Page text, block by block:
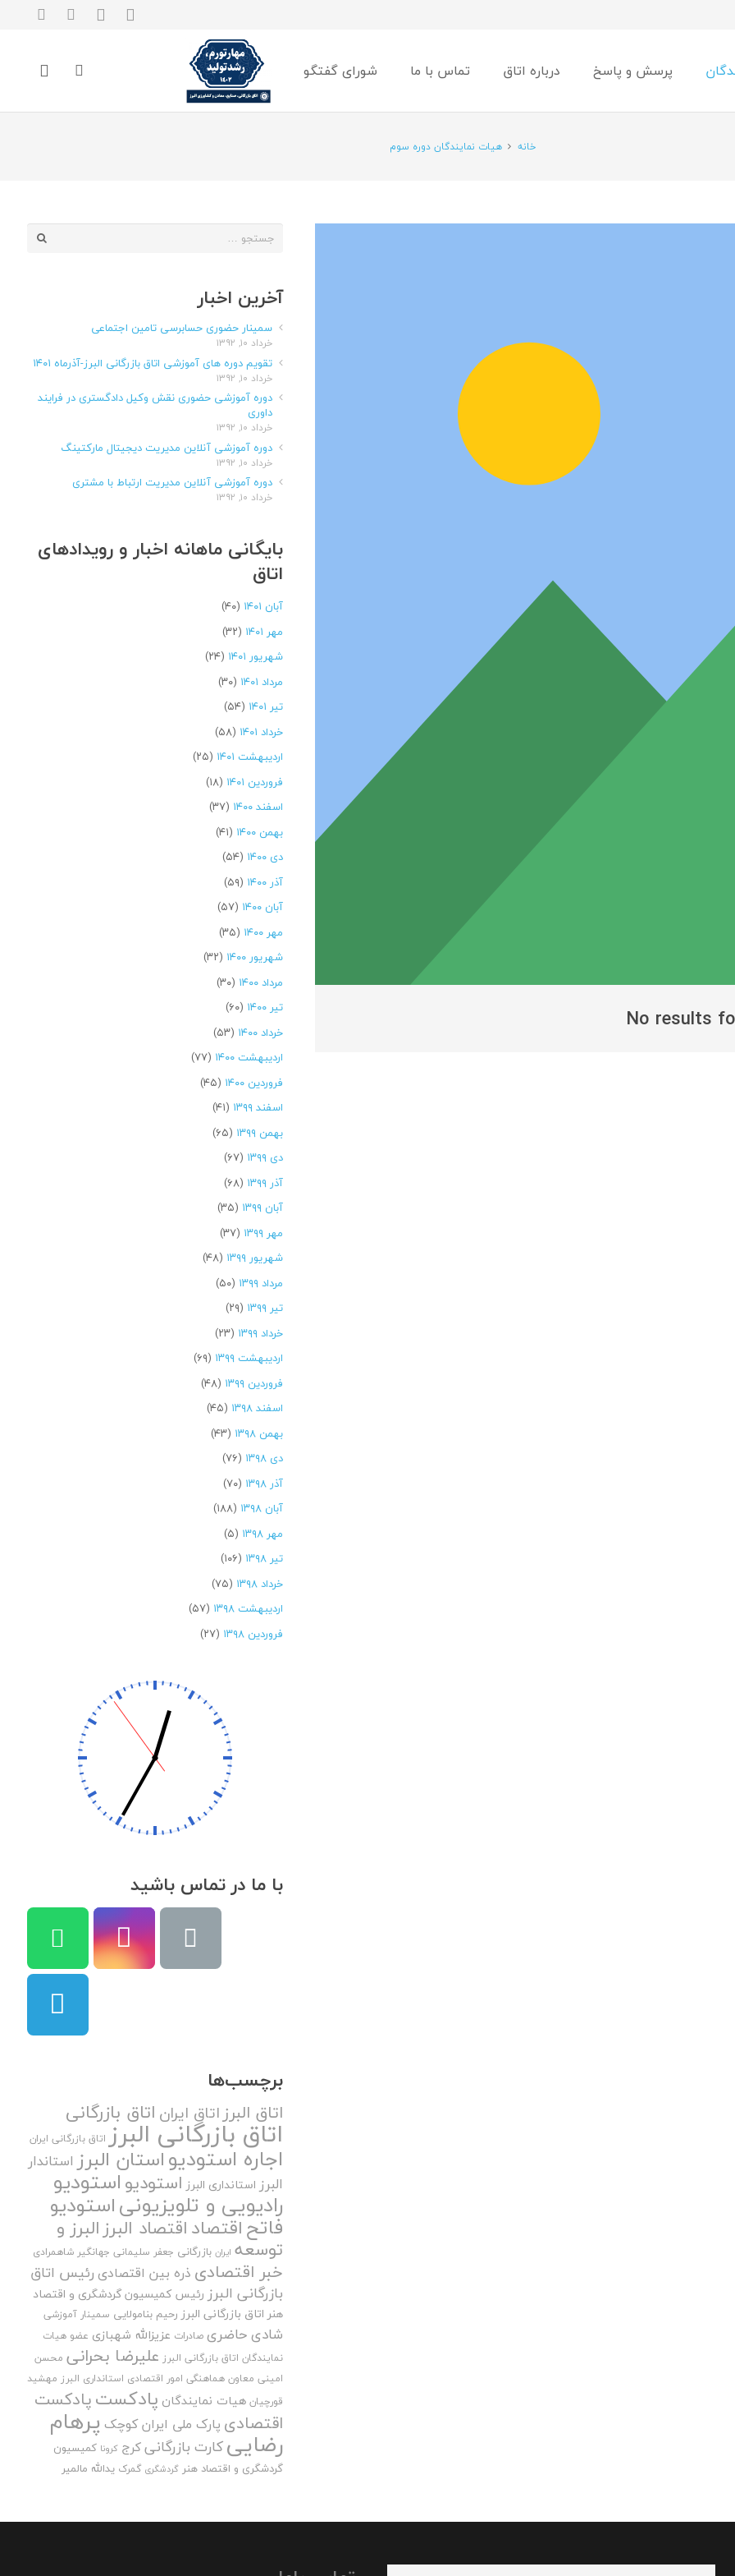
پرسش و پاسخ درباره اتاق تماس با ما شورای گفتگو
خانه هیات نمایندگان دوره سوم
No results
جستجو
آخرین اخبار
سمینار حضوری حسابرسی تامین اجتماعی
خرداد ۱۰, ۱۳۹۲
تقویم دوره های آموزشی اتاق بازرگانی البرز-آذرماه ۱۴۰۱
خرداد ۱۰, ۱۳۹۲
دوره آموزشی حضوری نقش وکیل دادگستری در فرایند
داوری
خرداد ۱۰, ۱۳۹۲
دوره آموزشی آنلاین مدیریت دیجیتال مارکتینگ
خرداد ۱۰, ۱۳۹۲
دوره آموزشی آنلاین مدیریت ارتباط با مشتری
خرداد ۱۰, ۱۳۹۲
بایگانی ماهانه اخبار و رویدادهای
اتاق
آبان ۱۴۰۱
(۴۰)
مهر ۱۴۰۱
(۳۲)
شهریور ۱۴۰۱
(۲۴)
مرداد ۱۴۰۱
(۳۰)
تیر ۱۴۰۱
(۵۴)
خرداد ۱۴۰۱
(۵۸)
اردیبهشت ۱۴۰۱
(۲۵)
فروردین ۱۴۰۱
(۱۸)
اسفند ۱۴۰۰
(۳۷)
بهمن ۱۴۰۰
(۴۱)
دی ۱۴۰۰
(۵۴)
آذر ۱۴۰۰
(۵۹)
آبان ۱۴۰۰
(۵۷)
مهر ۱۴۰۰
(۳۵)
شهریور ۱۴۰۰
(۳۲)
مرداد ۱۴۰۰
(۳۰)
تیر ۱۴۰۰
(۶۰)
خرداد ۱۴۰۰
(۵۳)
اردیبهشت ۱۴۰۰
(۷۷)
فروردین ۱۴۰۰
(۴۵)
اسفند ۱۳۹۹
(۴۱)
بهمن ۱۳۹۹
(۶۵)
دی ۱۳۹۹
(۶۷)
آذر ۱۳۹۹
(۶۸)
آبان ۱۳۹۹
(۳۵)
مهر ۱۳۹۹
(۳۷)
شهریور ۱۳۹۹
(۴۸)
مرداد ۱۳۹۹
(۵۰)
تیر ۱۳۹۹
(۲۹)
خرداد ۱۳۹۹
(۲۳)
اردیبهشت ۱۳۹۹
(۶۹)
فروردین ۱۳۹۹
(۴۸)
اسفند ۱۳۹۸
(۴۵)
بهمن ۱۳۹۸
(۴۳)
دی ۱۳۹۸
(۷۶)
آذر ۱۳۹۸
(۷۰)
آبان ۱۳۹۸
(۱۸۸)
مهر ۱۳۹۸
(۵)
تیر ۱۳۹۸
(۱۰۶)
خرداد ۱۳۹۸
(۷۵)
اردیبهشت ۱۳۹۸
(۵۷)
فروردین ۱۳۹۸
(۲۷)
با ما در تماس باشید
برچسب‌ها
اتاق البرزاتاق ایران اتاق بازرگانی
اتاق بازرگانی البرز اتاق بازرگانی ایران
اجاره استودیواستان البرز استاندار
البرز استانداری البرز استودیواستودیو
رادیویی و تلویزیونیاستودیو
فاتحاقتصاداقتصاد البرزالبرز و
توسعه ایران بازرگانی جعفر سلیمانی جهانگیر شاهمرادی
خبر اقتصادی ذره بین اقتصادی رئیس اتاق
بازرگانی البرز رئیس کمیسیون گردشگری و اقتصاد
هنر اتاق بازرگانی البرز رحیم بنامولایی سمینار آموزشی
شادی حاضری صادرات عزیزالله شهبازی عضو هیات
نمایندگان اتاق بازرگانی البرز علیرضا بحرانی محسن
امینی معاون هماهنگی امور اقتصادی استانداری البرز مهشید
قورچیان هیات نمایندگان پادکستپادکست
اقتصادی پارک ملی ایران کوچک پرهام
رضاییکارت بازرگانیکرج کرونا کمیسیون
گردشگری و اقتصاد هنر گردشگری گمرک یدالله مالمیر